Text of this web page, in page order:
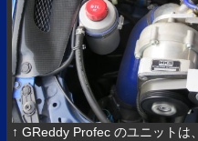
↑ GReddy Profec のユニットは、